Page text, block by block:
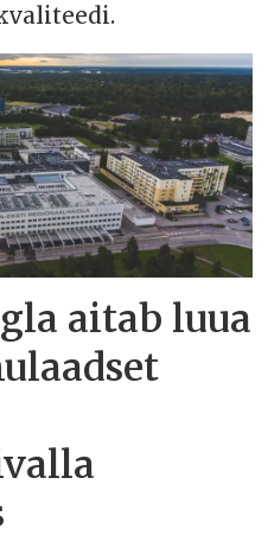
aitab luua